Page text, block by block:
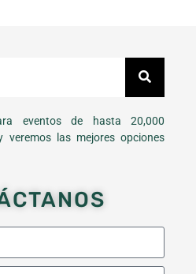
eventos de hasta 20,000
veremos las mejores opciones